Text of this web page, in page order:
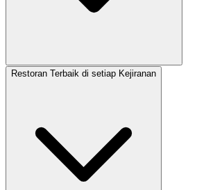
Restoran Terbaik di setiap Kejiranan